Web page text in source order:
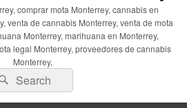
comprar mota Monterrey, cannabis en
venta de cannabis Monterrey, venta de mota
Monterrey, marihuana en Monterrey,
legal Monterrey, proveedores de cannabis
Monterrey,
Search